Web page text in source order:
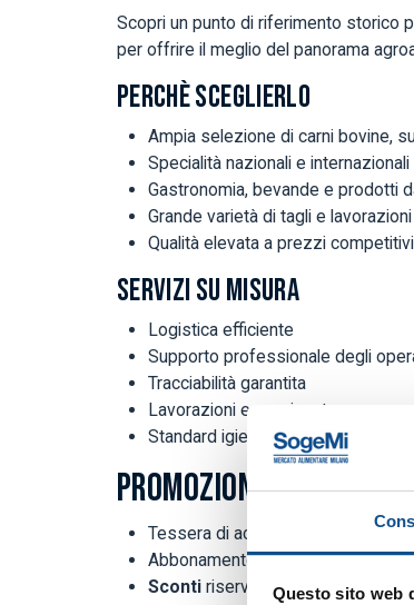
Questo sito web
Scopri un punto di riferimento storico
per offrire il meglio del panorama
PERCHÈ SCEGLIERLO
Ampia selezione di carni bovine,
Specialità nazionali e internazionali
Gastronomia, bevande e prodotti
Grande varietà di tagli e lavorazioni
Qualità elevata a prezzi competitivi
SERVIZI SU MISURA
Logistica efficiente
Supporto professionale degli
Tracciabilità garantita
Lavorazioni e porzionature
Standard igienico-sanitari certificati
PROMOZIONE SPECIALE
Tessera di accesso
GRATUITA
Abbonamento 10 ingressi
Sconti riservati sugli acquisti